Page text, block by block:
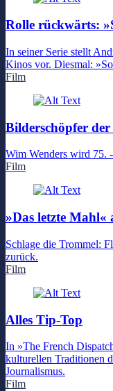
Rolle rückwärts:
In seiner Serie stellt
Kinos vor. Diesmal:
Film
Bilderschöpfer
Wim Wenders wird 75.
Film
»Das letzte Mahl«
Schlage die Trommel:
zurück.
Film
Alles Tip-Top
In »The French
kulturellen Traditionen
Journalismus.
Film